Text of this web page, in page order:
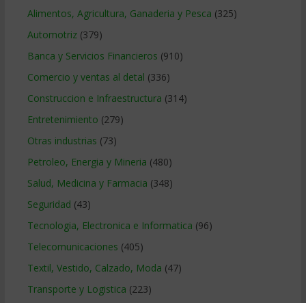
Alimentos, Agricultura, Ganaderia y Pesca (325)
Automotriz(379)
Banca y Servicios Financieros (910)
Comercio y ventas al detal (336)
Construccion e Infraestructura (314)
Entretenimiento (279)
Otras industrias (73)
Petroleo, Energia y Mineria (480)
Salud, Medicina y Farmacia (348)
Seguridad (43)
Tecnologia, Electronica e Informatica (96)
Telecomunicaciones (405)
Textil, Vestido, Calzado, Moda (47)
Transporte y Logistica (223)